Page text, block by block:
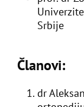
Srbije
Članovi:
dr